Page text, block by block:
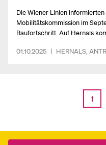
Die Wiener Linien
Mobilitätskommission im
Baufortschritt. Auf Hernals
und eine klimafitte Gestaltung
01.10.2025 | HERNALS
1